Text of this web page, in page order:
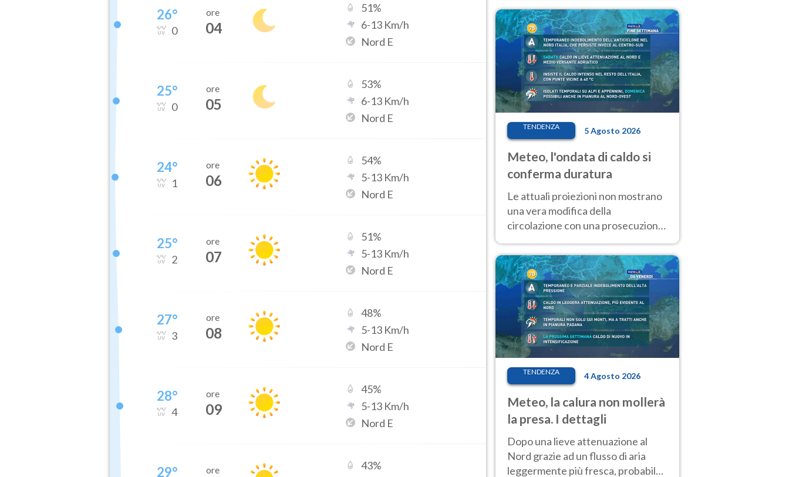
26°
0
ore
04
51%
6-13 Km/h
Nord E
25°
0
ore
05
53%
6-13 Km/h
Nord E
24°
1
ore
06
54%
5-13 Km/h
Nord E
25°
2
ore
07
51%
5-13 Km/h
Nord E
27°
3
ore
08
48%
5-13 Km/h
Nord E
28°
4
ore
09
45%
5-13 Km/h
Nord E
29° ore 43%
temperature molto elevate
TENDENZA 5 Agosto 2026
Meteo, l'ondata di caldo si
conferma duratura
Le attuali proiezioni non mostrano
una vera modifica della
circolazione con una prosecuzione
giorni, compresa la settimana di
Ferragosto
TENDENZA 4 Agosto 2026
Meteo, la calura non mollerà
la presa. I dettagli
Dopo una lieve attenuazione al
Nord grazie ad un flusso di aria
leggermente più fresca, probabile